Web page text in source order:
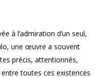
à l’admiration d’un seul,
une œuvre a souvent
précis, attentionnés,
toutes ces existences